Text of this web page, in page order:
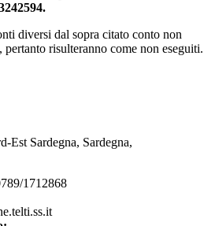
diversi dal sopra citato conto non
risulteranno come non eseguiti.
Est Sardegna, Sardegna,
1712868